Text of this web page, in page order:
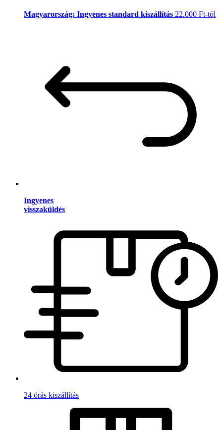
Magyarország: Ingyenes standard kiszállítás 22.000 Ft-tól
Ingyenes
visszaküldés
24 órás kiszállítás